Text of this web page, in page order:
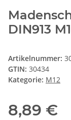
DIN913
Artikelnummer:
GTIN: 30434
Kategorie: M12
8,89 €